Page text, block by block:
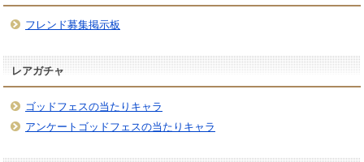
フレンド募集掲示板
レアガチャ
ゴッドフェスの当たりキャラ
アンケートゴッドフェスの当たりキャラ